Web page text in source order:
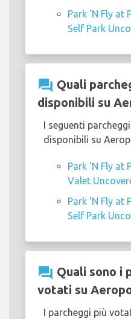
Park 'N Fly at
Self Park
question_answer Quali
disponibili su
I seguenti
disponibili su
Park 'N Fly at
Valet
Park 'N Fly at
Self Park
question_answer Quali sono i
votati su
I parcheggi più